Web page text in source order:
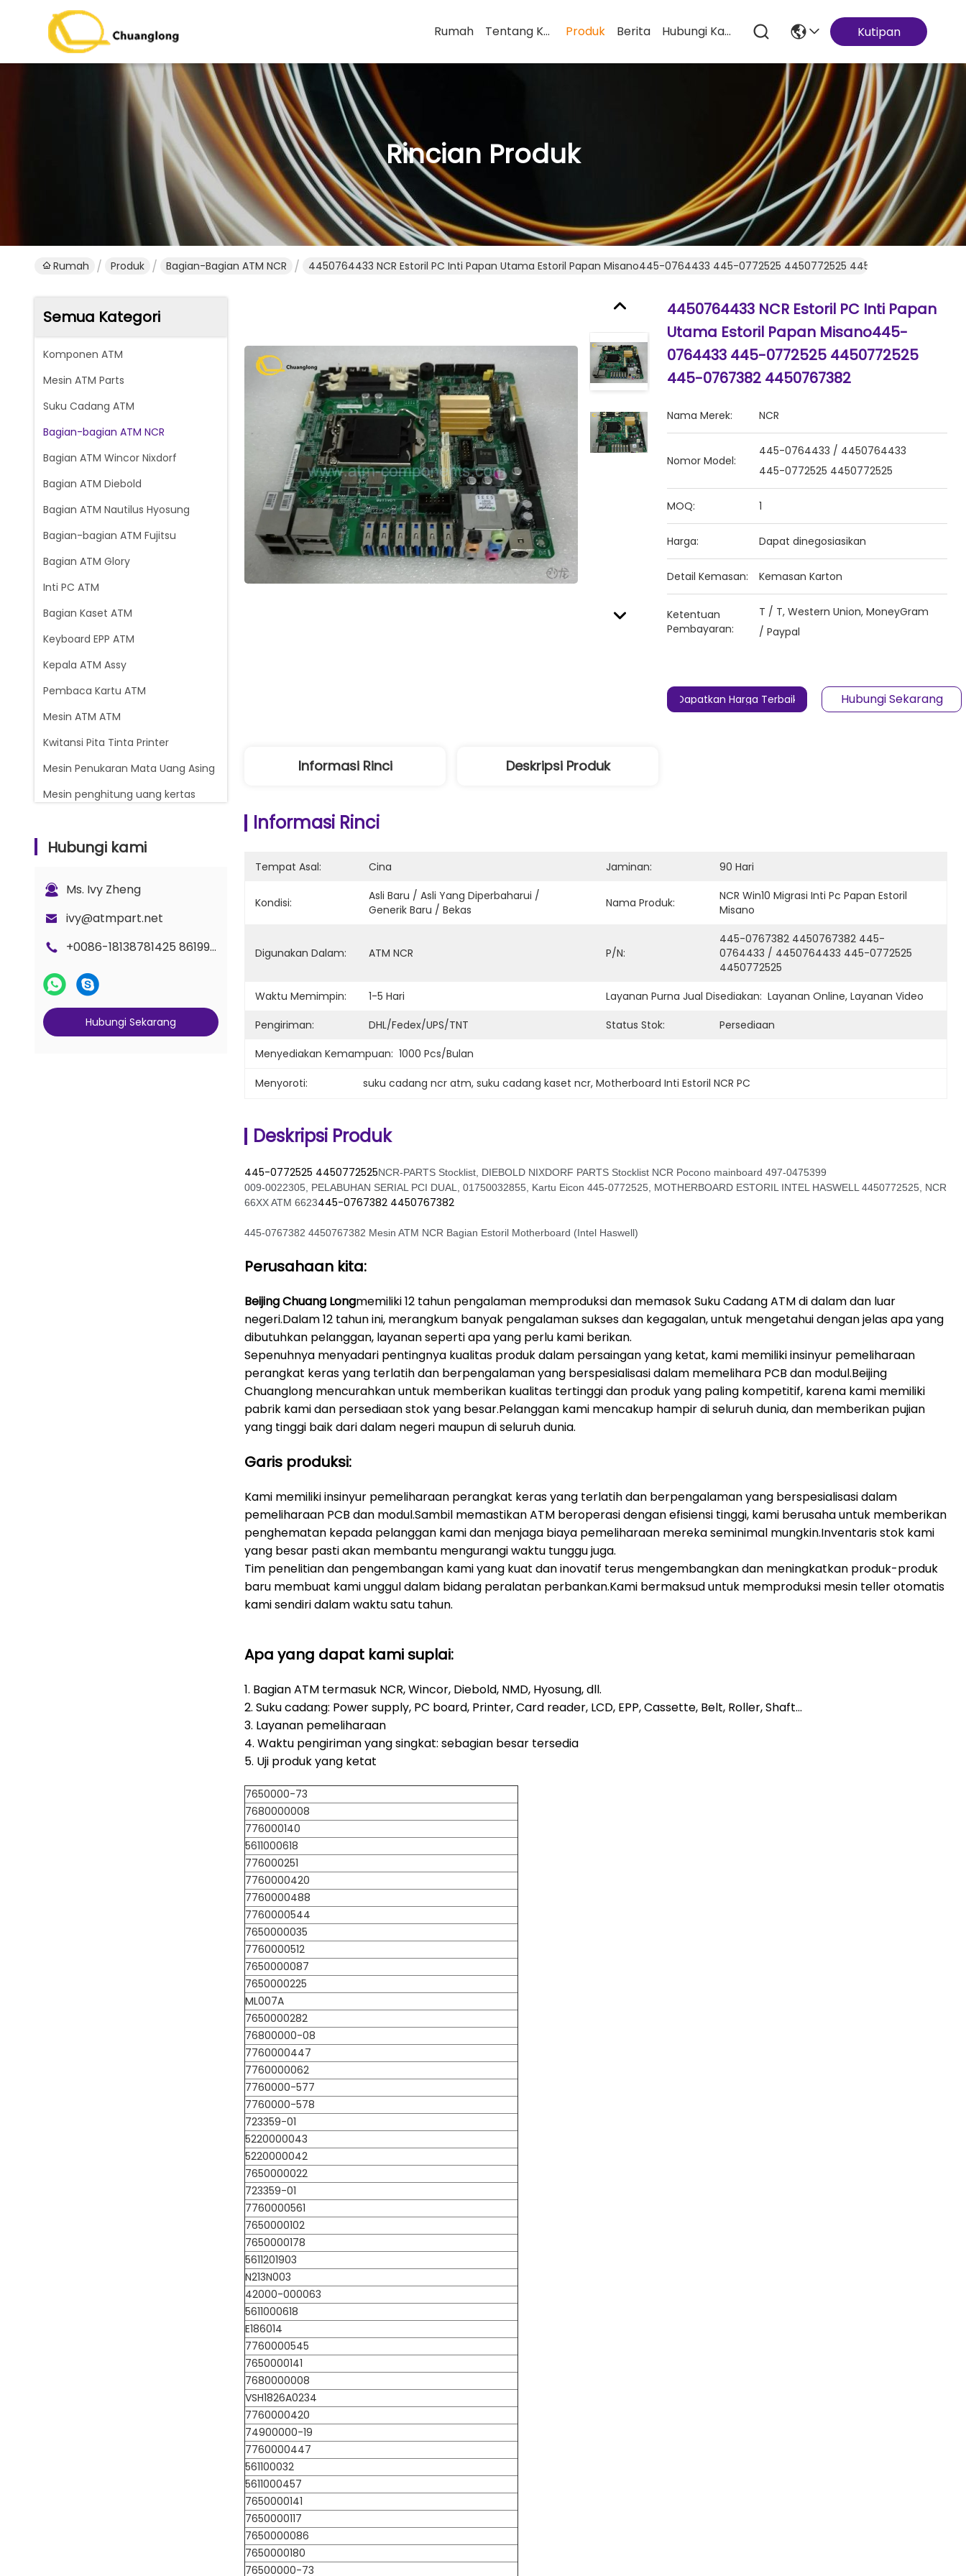
Rumah Tentang Kami Produk Berita Hubungi Kami Kutipan
Rincian Produk
Rumah Produk Bagian-Bagian ATM NCR 4450764433 NCR Estoril PC Inti Papan Utama Estoril Papan Misano445-0764433 445-0772525 4450772525 445-0767382
Semua Kategori
Komponen ATM
Mesin ATM Parts
Suku Cadang ATM
Bagian-bagian ATM NCR
Bagian ATM Wincor Nixdorf
Bagian ATM Diebold
Bagian ATM Nautilus Hyosung
Bagian-bagian ATM Fujitsu
Bagian ATM Glory
Inti PC ATM
Bagian Kaset ATM
Keyboard EPP ATM
Kepala ATM Assy
Pembaca Kartu ATM
Mesin ATM ATM
Kwitansi Pita Tinta Printer
Mesin Penukaran Mata Uang Asing
Mesin penghitung uang kertas
Kasset Uang ATM
Bagian Penghitung G+D BPS C5
Hubungi kami
Ms. Ivy Zheng
ivy@atmpart.net
+0086-18138781425 8619925601378
Hubungi Sekarang
4450764433 NCR Estoril PC Inti Papan
Utama Estoril Papan Misano445-
0764433 445-0772525 4450772525
445-0767382 4450767382
Nama Merek: NCR
Nomor Model:
445-0764433 / 4450764433
445-0772525 4450772525
MOQ: 1
Harga: Dapat dinegosiasikan
Detail Kemasan: Kemasan Karton
Ketentuan
Pembayaran:
T / T, Western Union, MoneyGram
/ Paypal
Dapatkan Harga Terbaik Hubungi Sekarang
Informasi Rinci Deskripsi Produk
Informasi Rinci
Tempat Asal: Cina Jaminan: 90 Hari
Kondisi:
Asli Baru / Asli Yang Diperbaharui /
Generik Baru / Bekas
Nama Produk:
NCR Win10 Migrasi Inti Pc Papan Estoril
Misano
Digunakan Dalam: ATM NCR P/n:
445-0767382 4450767382 445-
0764433 / 4450764433 445-0772525
4450772525
Waktu Memimpin:
1-5 Hari Layanan Purna Jual Disediakan: Layanan Online, Layanan Video
Pengiriman:
DHL/Fedex/UPS/TNT Status Stok:
Persediaan
Menyediakan Kemampuan: 1000 Pcs/bulan
Menyoroti: suku cadang ncr atm, suku cadang kaset ncr, Motherboard Inti Estoril NCR PC
Deskripsi Produk
445-0772525 4450772525NCR-PARTS Stocklist, DIEBOLD NIXDORF PARTS Stocklist NCR Pocono mainboard 497-0475399
009-0022305, PELABUHAN SERIAL PCI DUAL, 01750032855, Kartu Eicon 445-0772525, MOTHERBOARD ESTORIL INTEL HASWELL 4450772525, NCR
66XX ATM 6623445-0767382 4450767382
445-0767382 4450767382 Mesin ATM NCR Bagian Estoril Motherboard (Intel Haswell)
Perusahaan kita:
Beijing Chuang Longmemiliki 12 tahun pengalaman memproduksi dan memasok Suku Cadang ATM di dalam dan luar
negeri.Dalam 12 tahun ini, merangkum banyak pengalaman sukses dan kegagalan, untuk mengetahui dengan jelas apa yang
dibutuhkan pelanggan, layanan seperti apa yang perlu kami berikan.
Sepenuhnya menyadari pentingnya kualitas produk dalam persaingan yang ketat, kami memiliki insinyur pemeliharaan
perangkat keras yang terlatih dan berpengalaman yang berspesialisasi dalam memelihara PCB dan modul.Beijing
Chuanglong mencurahkan untuk memberikan kualitas tertinggi dan produk yang paling kompetitif, karena kami memiliki
pabrik kami dan persediaan stok yang besar.Pelanggan kami mencakup hampir di seluruh dunia, dan memberikan pujian
yang tinggi baik dari dalam negeri maupun di seluruh dunia.
Garis produksi:
Kami memiliki insinyur pemeliharaan perangkat keras yang terlatih dan berpengalaman yang berspesialisasi dalam
pemeliharaan PCB dan modul.Sambil memastikan ATM beroperasi dengan efisiensi tinggi, kami berusaha untuk memberikan
penghematan kepada pelanggan kami dan menjaga biaya pemeliharaan mereka seminimal mungkin.Inventaris stok kami
yang besar pasti akan membantu mengurangi waktu tunggu juga.
Tim penelitian dan pengembangan kami yang kuat dan inovatif terus mengembangkan dan meningkatkan produk-produk
baru membuat kami unggul dalam bidang peralatan perbankan.Kami bermaksud untuk memproduksi mesin teller otomatis
kami sendiri dalam waktu satu tahun.
Apa yang dapat kami suplai:
1. Bagian ATM termasuk NCR, Wincor, Diebold, NMD, Hyosung, dll.
2. Suku cadang: Power supply, PC board, Printer, Card reader, LCD, EPP, Cassette, Belt, Roller, Shaft...
3. Layanan pemeliharaan
4. Waktu pengiriman yang singkat: sebagian besar tersedia
5. Uji produk yang ketat
7650000-73
7680000008
776000140
5611000618
776000251
7760000420
7760000488
7760000544
7650000035
7760000512
7650000087
7650000225
ML007A
7650000282
76800000-08
7760000447
7760000062
7760000-577
7760000-578
723359-01
5220000043
5220000042
7650000022
723359-01
7760000561
7650000102
7650000178
5611201903
N213N003
42000-000063
5611000618
E186014
7760000545
7650000141
7680000008
VSH1826A0234
7760000420
74900000-19
7760000447
561100032
5611000457
7650000141
7650000117
7650000086
7650000180
76500000-73